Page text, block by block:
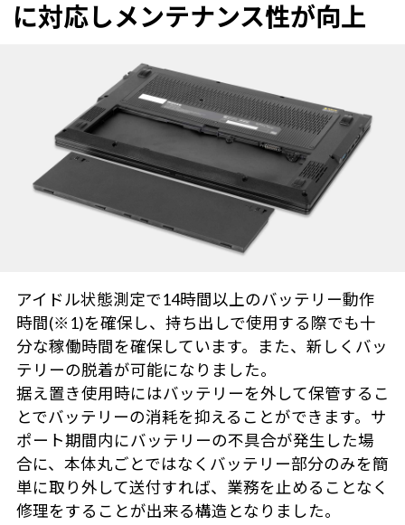
に対応しメンテナンス性が向上
アイドル状態測定で14時間以上のバッテリー動作
時間(※1)を確保し、持ち出しで使用する際でも十
分な稼働時間を確保しています。また、新しくバッ
テリーの脱着が可能になりました。
据え置き使用時にはバッテリーを外して保管するこ
とでバッテリーの消耗を抑えることができます。サ
ポート期間内にバッテリーの不具合が発生した場
合に、本体丸ごとではなくバッテリー部分のみを簡
単に取り外して送付すれば、業務を止めることなく
修理をすることが出来る構造となりました。